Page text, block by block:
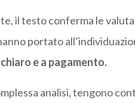
il testo conferma le
portato
e a pagamento.
analisi, tengono